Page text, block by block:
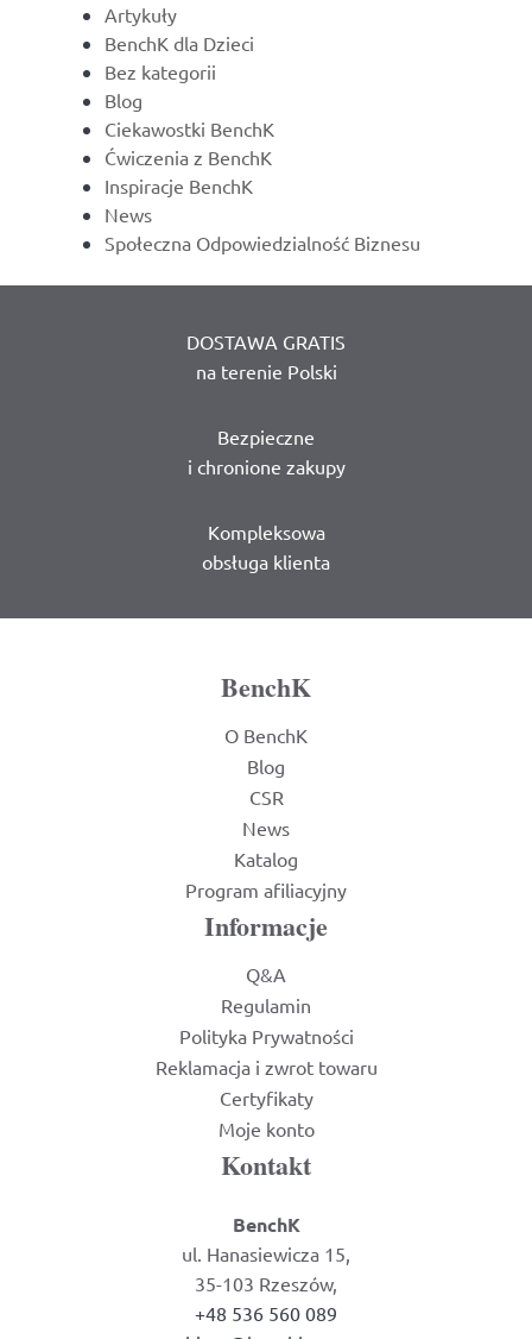
Artykuły
BenchK dla Dzieci
Bez kategorii
Blog
Ciekawostki BenchK
Ćwiczenia z BenchK
Inspiracje BenchK
News
Społeczna Odpowiedzialność Biznesu
DOSTAWA GRATIS
na terenie Polski
Bezpieczne
i chronione zakupy
Kompleksowa
obsługa klienta
BenchK
O BenchK
Blog
CSR
News
Katalog
Program afiliacyjny
Informacje
Q&A
Regulamin
Polityka Prywatności
Reklamacja i zwrot towaru
Certyfikaty
Moje konto
Kontakt
BenchK
ul. Hanasiewicza 15,
35-103 Rzeszów,
+48 536 560 089